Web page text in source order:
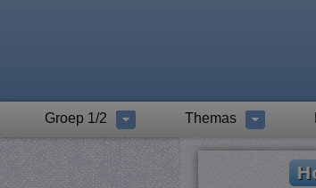
Groep 1/2 Themas